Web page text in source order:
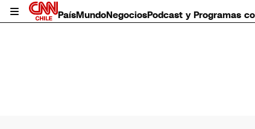
PaísMundoNegociosPodcast y Programas